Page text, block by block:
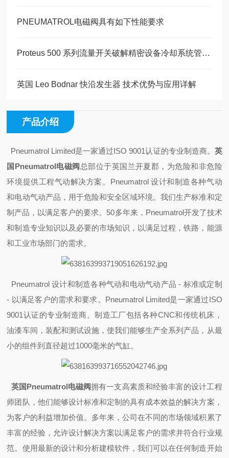
PNEUMATROL电磁阀具有如下性能要求
Proteus 500 系列流量开关破解精密设备冷却系统管控难题
英国 Leo Bodnar 快沿发生器 技术优势与应用详解
产品介绍
Pneumatrol Limited是一家通过ISO 9001认证的专业制造商。 英
国Pneumatrol电磁阀总部位于英国兰开夏郡，为危险和非危险
环境提供工程气动解决方案。Pneumatrol 设计和制造各种气动
和电动气动产品，用于危险和安全区域环境。我们生产标准和定
制产品，以满足客户的要求。50多年来，Pneumatrol开发了技术
和制造专业知识以及必要的市场知识，以满足过程，铁路，能源
和工业市场部门的需求。
Pneumatrol 设计和制造各种气动和电动气动产品 - 标准或定制
- 以满足客户的需求和要求。Pneumatrol Limited是一家通过ISO
9001认证的专业制造商。制造工厂包括各种CNC和传统机床，
油漆车间，装配和测试设施，使我们能够生产全系列产品，从最
小的组件到直径超过1000毫米的气缸。
英国Pneumatrol电磁阀拥有一支高素质和经验丰富的设计工程
师团队，他们能够设计标准和定制的具有成本效益的解决方案，
为客户的利益增加价值。多年来，公司在不同的市场领域积累了
丰富的经验，允许设计解决方案以满足客户的需求并符合行业规
范。使用最新的设计和分析建模软件，我们可以在任何制造开始